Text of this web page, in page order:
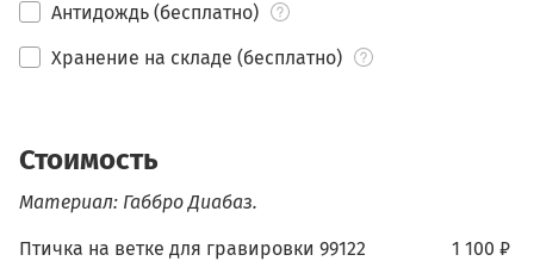
Антидождь (бесплатно)
Хранение на складе (бесплатно)
Стоимость
Материал: Габбро Диабаз.
1 100 ₽
Птичка на ветке для гравировки 99122